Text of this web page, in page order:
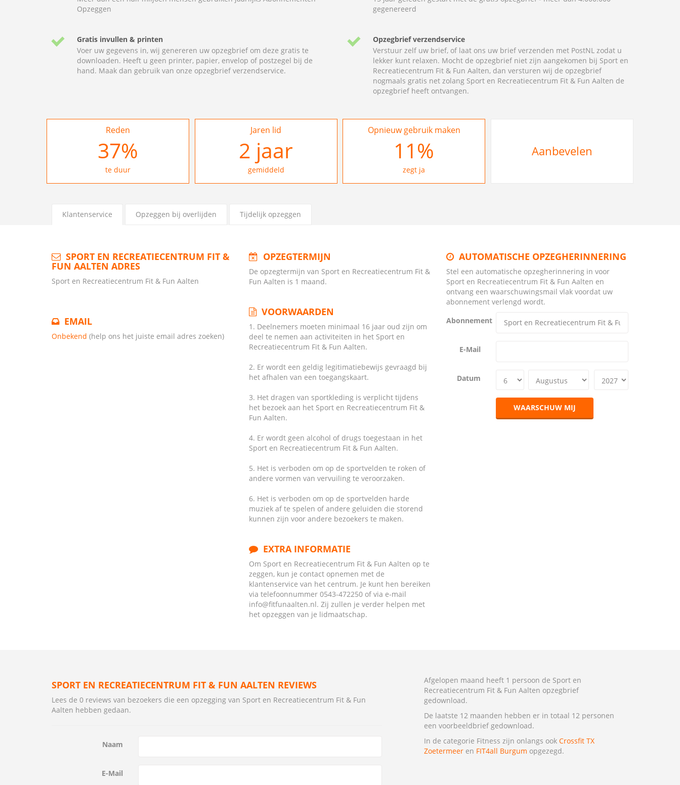
Opzeggen
gegenereerd
Gratis invullen & printen
Voer uw gegevens in, wij genereren uw opzegbrief om deze gratis te
downloaden. Heeft u geen printer, papier, envelop of postzegel bij de
hand. Maak dan gebruik van onze opzegbrief verzendservice.
Opzegbrief verzendservice
Verstuur zelf uw brief, of laat ons uw brief verzenden met PostNL zodat u
lekker kunt relaxen. Mocht de opzegbrief niet zijn aangekomen bij Sport en
Recreatiecentrum Fit & Fun Aalten, dan versturen wij de opzegbrief
nogmaals gratis net zolang Sport en Recreatiecentrum Fit & Fun Aalten de
opzegbrief heeft ontvangen.
Reden
37%
te duur
Jaren lid
2 jaar
gemiddeld
Opnieuw gebruik maken
27%
zegt ja
Aanbevelen
Klantenservice Opzeggen bij overlijden Tijdelijk opzeggen
SPORT EN RECREATIECENTRUM FIT &
FUN AALTEN ADRES
Sport en Recreatiecentrum Fit & Fun Aalten
EMAIL
Onbekend (help ons het juiste email adres zoeken)
OPZEGTERMIJN
De opzegtermijn van Sport en Recreatiecentrum Fit &
Fun Aalten is 1 maand.
VOORWAARDEN
1. Deelnemers moeten minimaal 16 jaar oud zijn om
deel te nemen aan activiteiten in het Sport en
Recreatiecentrum Fit & Fun Aalten.
2. Er wordt een geldig legitimatiebewijs gevraagd bij
het afhalen van een toegangskaart.
3. Het dragen van sportkleding is verplicht tijdens
het bezoek aan het Sport en Recreatiecentrum Fit &
Fun Aalten.
4. Er wordt geen alcohol of drugs toegestaan in het
Sport en Recreatiecentrum Fit & Fun Aalten.
5. Het is verboden om op de sportvelden te roken of
andere vormen van vervuiling te veroorzaken.
6. Het is verboden om op de sportvelden harde
muziek af te spelen of andere geluiden die storend
kunnen zijn voor andere bezoekers te maken.
EXTRA INFORMATIE
Om Sport en Recreatiecentrum Fit & Fun Aalten op te
zeggen, kun je contact opnemen met de
klantenservice van het centrum. Je kunt hen bereiken
via telefoonnummer 0543-472250 of via e-mail
info@fitfunaalten.nl. Zij zullen je verder helpen met
het opzeggen van je lidmaatschap.
AUTOMATISCHE OPZEGHERINNERING
Stel een automatische opzegherinnering in voor
Sport en Recreatiecentrum Fit & Fun Aalten en
ontvang een waarschuwingsmail vlak voordat uw
abonnement verlengd wordt.
Abonnement
E-Mail
Datum
WAARSCHUW MIJ
SPORT EN RECREATIECENTRUM FIT & FUN AALTEN REVIEWS
Lees de 0 reviews van bezoekers die een opzegging van Sport en Recreatiecentrum Fit & Fun
Aalten hebben gedaan.
Naam
E-Mail
Afgelopen maand heeft 1 persoon de Sport en
Recreatiecentrum Fit & Fun Aalten opzegbrief
gedownload.
De laatste 12 maanden hebben er in totaal 12 personen
een voorbeeldbrief gedownload.
In de categorie Fitness zijn onlangs ook Crossfit TX
Zoetermeeren FIT4all Burgum opgezegd.